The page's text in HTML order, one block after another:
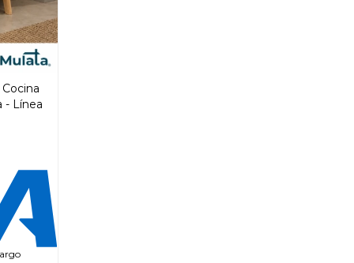
- Línea